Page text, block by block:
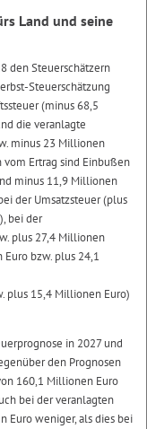
Land und seine
den Steuerschätzern
Steuerschätzung
(minus 68,5
die veranlagte
minus 23 Millionen
Ertrag sind Einbußen
minus 11,9 Millionen
der Umsatzsteuer (plus
bei der
plus 27,4 Millionen
bzw. plus 24,1
plus 15,4 Millionen Euro)
in 2027 und
den Prognosen
160,1 Millionen Euro
bei der veranlagten
Euro weniger, als dies bei